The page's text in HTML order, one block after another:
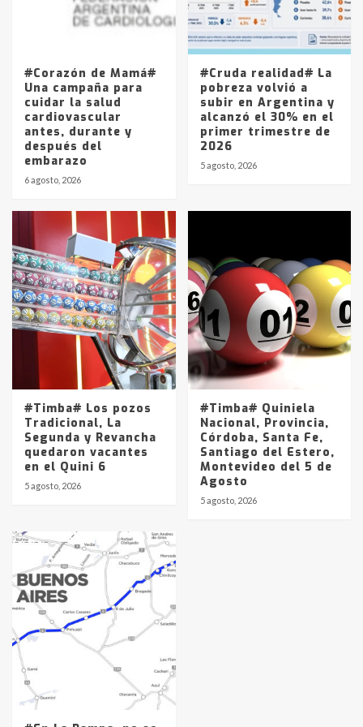
Los precios de los combustibles en
La Pampa, desde YPF hasta Axion
entre 857 a 1338 pesos
#Corazón de Mamá#
Una campaña para
cuidar la salud
cardiovascular
antes, durante y
después del
embarazo
6 agosto, 2026
#Cruda realidad# La
pobreza volvió a
subir en Argentina y
alcanzó el 30% en el
primer trimestre de
2026
5 agosto, 2026
#Timba# Los pozos
Tradicional, La
Segunda y Revancha
quedaron vacantes
en el Quini 6
5 agosto, 2026
#Timba# Quiniela
Nacional, Provincia,
Córdoba, Santa Fe,
Santiago del Estero,
Montevideo del 5 de
Agosto
5 agosto, 2026